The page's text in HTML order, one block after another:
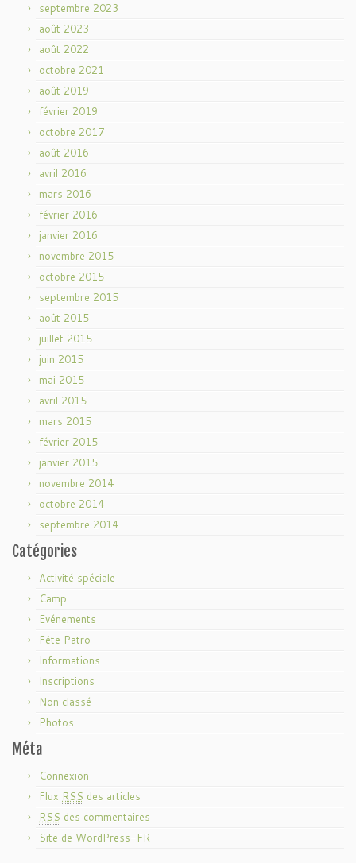
septembre 2023
août 2023
août 2022
octobre 2021
août 2019
février 2019
octobre 2017
août 2016
avril 2016
mars 2016
février 2016
janvier 2016
novembre 2015
octobre 2015
septembre 2015
août 2015
juillet 2015
juin 2015
mai 2015
avril 2015
mars 2015
février 2015
janvier 2015
novembre 2014
octobre 2014
septembre 2014
Catégories
Activité spéciale
Camp
Evénements
Fête Patro
Informations
Inscriptions
Non classé
Photos
Méta
Connexion
Flux RSS des articles
RSS des commentaires
Site de WordPress-FR